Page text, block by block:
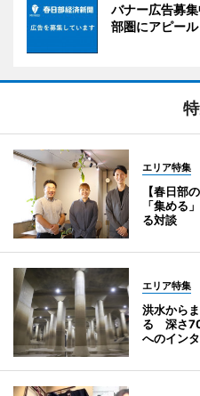
バナー広告募
部圏にアピー
エリア特集
【春日部
「集める
る対談
エリア特集
洪水から
る 深さ70
へのイン